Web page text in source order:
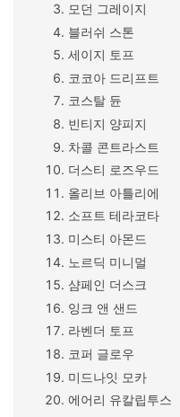
모던 그레이지
블러쉬 스톤
세이지 토프
코코아 드리프트
코스탈 듄
빈티지 양피지
차콜 콘트라스트
더스티 로즈우드
올리브 아틀리에
소프트 테라코타
미스티 아몬드
노르딕 미니멀
샴페인 더스크
잉크 앤 샌드
라벤더 토프
코퍼 글로우
미드나잇 모카
에어리 유칼립투스